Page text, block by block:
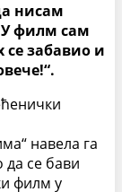
нисам
У филм сам
се забавио и
навела га
се бави
филм у